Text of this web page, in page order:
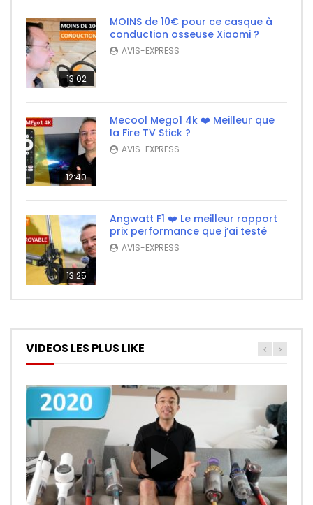
13:02
MOINS de 10€ pour ce casque à
conduction osseuse Xiaomi ?
AVIS-EXPRESS
12:40
Mecool Mego1 4k ❤️ Meilleur que
la Fire TV Stick ?
AVIS-EXPRESS
13:25
Angwatt F1 ❤️ Le meilleur rapport
prix performance que j’ai testé
AVIS-EXPRESS
VIDEOS LES PLUS LIKE